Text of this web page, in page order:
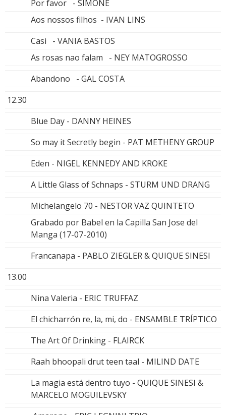
Por favor - SIMONE
Aos nossos filhos - IVAN LINS
Casi - VANIA BASTOS
As rosas nao falam - NEY MATOGROSSO
Abandono - GAL COSTA
12.30
Blue Day - DANNY HEINES
So may it Secretly begin - PAT METHENY GROUP
Eden - NIGEL KENNEDY AND KROKE
A Little Glass of Schnaps - STURM UND DRANG
Michelangelo 70 - NESTOR VAZ QUINTETO
Grabado por Babel en la Capilla San Jose del
Manga (17-07-2010)
Francanapa - PABLO ZIEGLER & QUIQUE SINESI
13.00
Nina Valeria - ERIC TRUFFAZ
El chicharrón re, la, mi, do - ENSAMBLE TRÍPTICO
The Art Of Drinking - FLAIRCK
Raah bhoopali drut teen taal - MILIND DATE
La magia está dentro tuyo - QUIQUE SINESI &
MARCELO MOGUILEVSKY